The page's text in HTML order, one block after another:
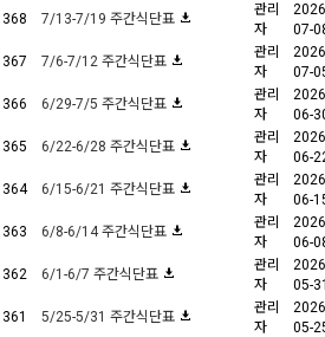
368 7/13-7/19 주간식단표
관리
자
07-
367 7/6-7/12 주간식단표
관리
자
07-
366 6/29-7/5 주간식단표
관리
자
06-
365 6/22-6/28 주간식단표
관리
자
06-
364 6/15-6/21 주간식단표
관리
자
06-
363 6/8-6/14 주간식단표
관리
자
06-
362 6/1-6/7 주간식단표
관리
자
05-31
361 5/25-5/31 주간식단표
관리
자
05-